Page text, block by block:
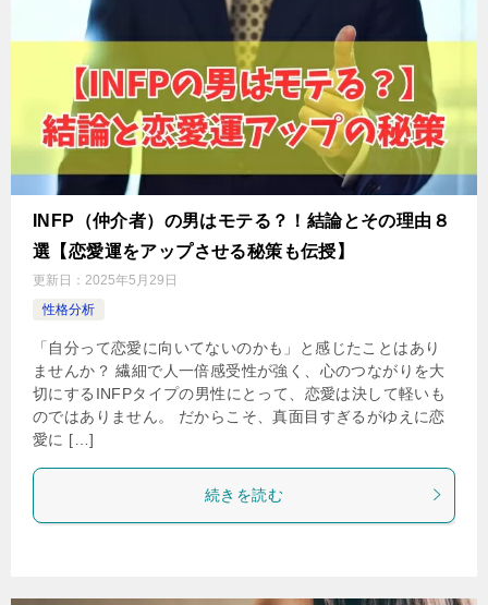
INFP（仲介者）の男はモテる？！結論とその理由８
選【恋愛運をアップさせる秘策も伝授】
更新日： 2025年5月29日
性格分析
「自分って恋愛に向いてないのかも」と感じたことはあり
ませんか？ 繊細で人一倍感受性が強く、心のつながりを大
切にするINFPタイプの男性にとって、恋愛は決して軽いも
のではありません。 だからこそ、真面目すぎるがゆえに恋
愛に […]
続きを読む